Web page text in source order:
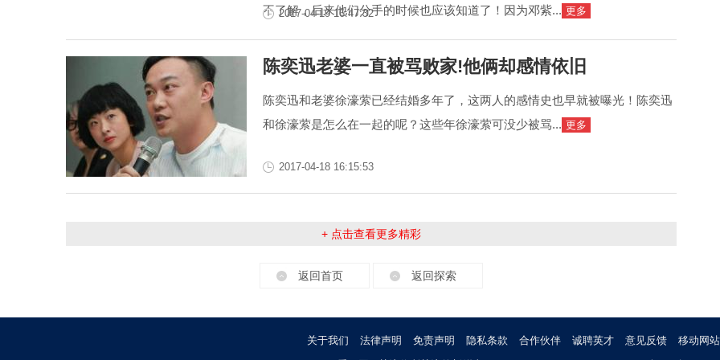
不了解，后来他们分手的时候也应该知道了！因为邓紫... 更多
2017-04-19 16:47:32
陈奕迅老婆一直被骂败家!他俩却感情依旧
陈奕迅和老婆徐濠萦已经结婚多年了，这两人的感情史也早就被曝光！陈奕迅
和徐濠萦是怎么在一起的呢？这些年徐濠萦可没少被骂... 更多
2017-04-18 16:15:53
+ 点击查看更多精彩
返回首页 返回探索
关于我们 法律声明 免责声明 隐私条款 合作伙伴 诚聘英才 意见反馈
移动网站